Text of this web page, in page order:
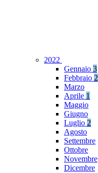
2022
Gennaio 3
Febbraio 2
Marzo
Aprile 1
Maggio
Giugno
Luglio 2
Agosto
Settembre
Ottobre
Novembre
Dicembre